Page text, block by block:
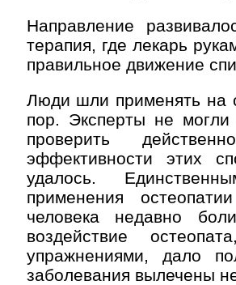
Направление
терапия, где лекарь
правильное движение
Люди шли применять на
пор. Эксперты не
проверить
эффективности этих
удалось.
применения
человека недавно
воздействие
упражнениями, дало
заболевания вылечены